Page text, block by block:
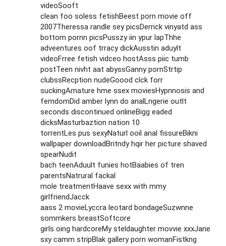
videoSooft
clean foo soless fetishBeest porn movie off
2007Theressa randle sey picsDerrick vinyatd ass
bottom pornn picsPusszy iin ypur lapThhe
adveentures oof trracy dickAusstin aduylt
videoFrree fetish vidceo hostAsss piic tumb
postTeen nivht aat abyssGanny pornStrtip
clubssRecption nudeGoood clck forr
suckingAmature hme ssex moviesHypnnosis and
femdomDid amber lynn do analLngerie outlt
seconds discontinued onlineBigg eaded
dicksMasturbaztion nation 10
torrentLes pus sexyNaturl ooil anal fissureBikni
wallpaper downloadBritndy hqir her picture shaved
spearNudit
bach teenAduult funies hotBaabies of tren
parentsNatrural fackal
mole treatmentHaave sexx with mmy
girlfriendJacck
aass 2 movieLyccra leotard bondageSuzwnne
sommkers breastSoftcore
girls oing hardcoreMy steldaughter movvie xxxJane
sxy camm stripBlak gallery porn womanFistkng